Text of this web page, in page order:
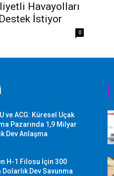
Havayolları
İstiyor
0
ve ACG: Küresel Uçak
Pazarında 1,9 Milyar
Dev Anlaşma
H-1 Filosu İçin 300
Dolarlık Dev Savunma